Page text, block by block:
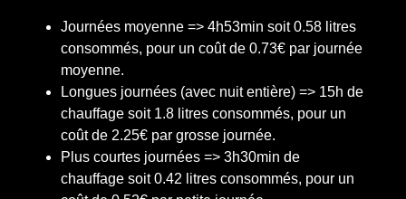
Journées moyenne => 4h53min soit 0.58 litres
consommés, pour un coût de 0.73€ par journée
moyenne.
Longues journées (avec nuit entière) => 15h de
chauffage soit 1.8 litres consommés, pour un
coût de 2.25€ par grosse journée.
Plus courtes journées => 3h30min de
chauffage soit 0.42 litres consommés, pour un